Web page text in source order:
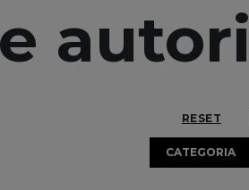
autori
RESET
CATEGORIA